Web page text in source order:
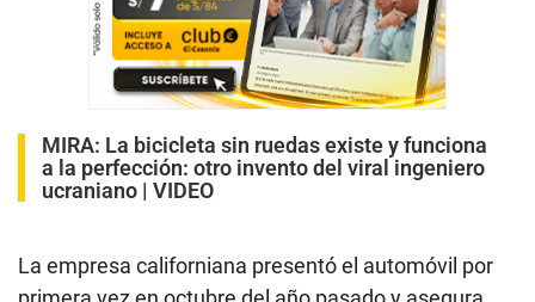
MIRA: La bicicleta sin ruedas existe y funciona
a la perfección: otro invento del viral ingeniero
ucraniano | VIDEO
La empresa californiana presentó el automóvil por